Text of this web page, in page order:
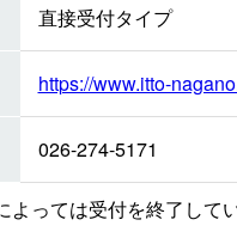
直接受付タイプ
https://www.itto-
026-274-5171
っては受付を終了して